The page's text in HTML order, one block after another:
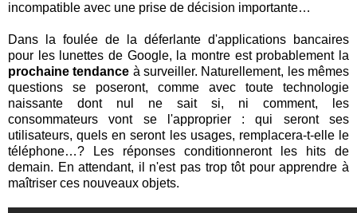
incompatible avec une prise de décision importante…
Dans la foulée de la déferlante d'applications bancaires
pour les lunettes de Google, la montre est probablement la
prochaine tendance à surveiller. Naturellement, les mêmes
questions se poseront, comme avec toute technologie
naissante dont nul ne sait si, ni comment, les
consommateurs vont se l'approprier : qui seront ses
utilisateurs, quels en seront les usages, remplacera-t-elle le
téléphone…? Les réponses conditionneront les hits de
demain. En attendant, il n'est pas trop tôt pour apprendre à
maîtriser ces nouveaux objets.